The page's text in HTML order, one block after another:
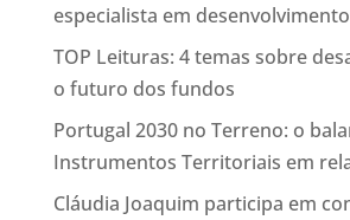
especialista em
TOP Leituras: 4 temas sobre
o futuro dos fundos
Portugal 2030 no Terreno: o
Instrumentos Territoriais em
Cláudia Joaquim participa em